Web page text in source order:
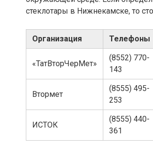
стеклотары в Нижнекамске, то
Организация Телефоны
«ТатВторЧерМет»
(8552) 770-
143
Втормет
(8555) 495-
253
ИСТОК
(8555) 440-
361